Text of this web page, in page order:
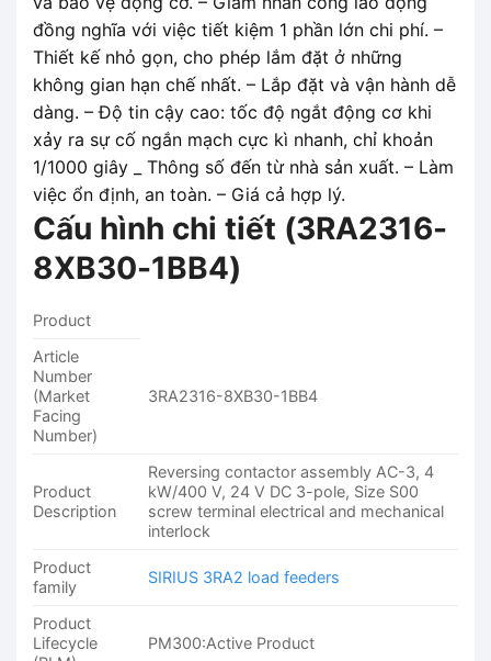
đồng nghĩa với việc tiết kiệm 1 phần lớn chi phí. –
Thiết kế nhỏ gọn, cho phép lắm đặt ở những
không gian hạn chế nhất. – Lắp đặt và vận hành dễ
dàng. – Độ tin cậy cao: tốc độ ngắt động cơ khi
xảy ra sự cố ngắn mạch cực kì nhanh, chỉ khoản
1/1000 giây _ Thông số đến từ nhà sản xuất. – Làm
việc ổn định, an toàn. – Giá cả hợp lý.
Cấu hình chi tiết (3RA2316-
8XB30-1BB4)
Product
Article
Number
(Market
Facing
Number)
3RA2316-8XB30-1BB4
Product
Description
Reversing contactor assembly AC-3, 4
kW/400 V, 24 V DC 3-pole, Size S00
screw terminal electrical and mechanical
interlock
Product
family
SIRIUS 3RA2 load feeders
Product
Lifecycle
PM300:Active Product